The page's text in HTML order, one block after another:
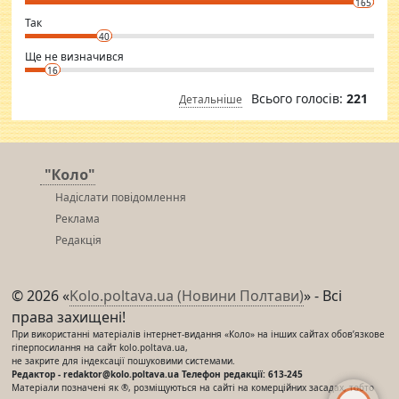
club.
⇒ sakshimirchandani.com
Так
40
Ще не визначився
16
Детальніше Всього голосів: 221
"Коло"
Надіслати повідомлення
Реклама
Редакція
© 2026 «Kolo.poltava.ua (Новини Полтави)» - Всі
права захищені!
При використанні матеріалів інтернет-видання «Коло» на інших сайтах обов’язкове
гіперпосилання на сайт kolo.poltava.ua,
не закрите для індексації пошуковими системами.
Редактор - redaktor@kolo.poltava.ua Телефон редакції: 613-245
Матеріали позначені як ®, розміщуються на сайті на комерційних засадах, тобто